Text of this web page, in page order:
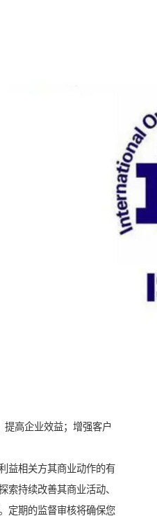
提高企业效益；增强客户
益相关方其商业动作的有
索持续改善其商业活动、
定期的监督审核将确保您